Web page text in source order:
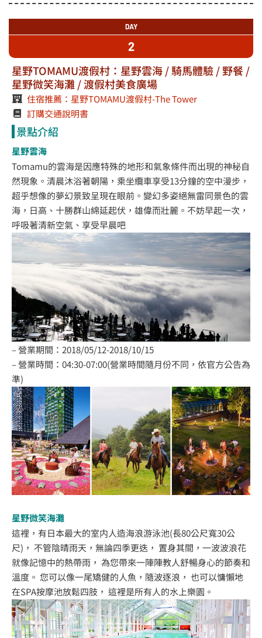
DAY
2
星野TOMAMU渡假村：星野雲海 / 騎馬體驗 / 野餐 /
星野微笑海灘 / 渡假村美食廣場
住宿推薦：星野TOMAMU渡假村-The Tower
訂購交通說明書
景點介紹
星野雲海
Tomamu的雲海是因應特殊的地形和氣象條件而出現的神秘自
然現象。清晨沐浴著朝陽，乘坐纜車享受13分鐘的空中漫步，
超乎想像的夢幻景致呈現在眼前。變幻多姿絕無雷同景色的雲
海，日高、十勝群山綿延起伏，雄偉而壯麗。不妨早起一次，
呼吸著清新空氣、享受早晨吧
– 營業期間：2018/05/12-2018/10/15
– 營業時間：04:30-07:00(營業時間隨月份不同，依官方公告為
準)
星野微笑海灘
這裡，有日本最大的室内人造海浪游泳池(長80公尺寬30公
尺)， 不管陰晴雨天，無論四季更迭， 置身其間，一波波浪花
就像記憶中的熱帶雨， 為您帶來一陣陣教人舒暢身心的節奏和
溫度。 您可以像一尾矯健的人魚，隨波逐浪， 也可以慵懶地
在SPA按摩池放鬆四肢， 這裡是所有人的水上樂園。